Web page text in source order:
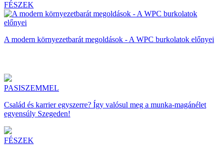
FÉSZEK
A modern környezetbarát megoldások - A WPC burkolatok előnyei
PASISZEMMEL
Család és karrier egyszerre? Így valósul meg a munka-magánélet
egyensúly Szegeden!
FÉSZEK